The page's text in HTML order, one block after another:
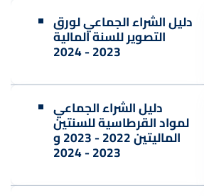
دليل الشراء الجماعي لورق
التصوير للسنة المالية
2023 - 2024
دليل الشراء الجماعي
لمواد القرطاسية للسنتين
الماليتين 2022 - 2023 و
2023 - 2024